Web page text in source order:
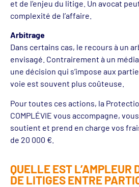
et de l’enjeu du litige. Un avocat
complexité de l’affaire.
Arbitrage
Dans certains cas, le recours à un
envisagé. Contrairement à un
une décision qui s’impose aux
voie est souvent plus coûteuse.
Pour toutes ces actions, la
COMPLÉVIE vous accompagne,
soutient et prend en charge vos
de 20 000 €.
QUELLE EST L’AMPLEUR
DE LITIGES ENTRE